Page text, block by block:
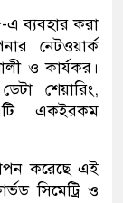
এ ব্যবহার করা
নেটওয়ার্ক
ও কার্যকর।
শেয়ারিং,
একইরকম
করেছে এই
সিমেট্রি ও